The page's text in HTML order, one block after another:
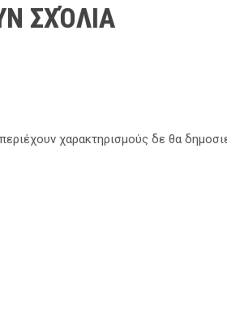
ΣΧΌΛΙΑ
χαρακτηρισμούς δε θα